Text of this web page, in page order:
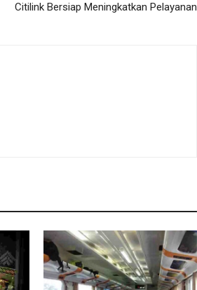
Citilink Bersiap Meningkatkan Pelayanan